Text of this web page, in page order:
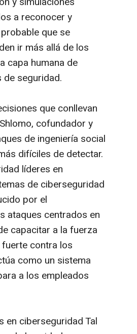
a reconocer y
que se
ir más allá de los
capa humana de
seguridad.
que conllevan
cofundador y
de ingeniería social
difíciles de detectar.
líderes en
de ciberseguridad
por el
ataques centrados en
capacitar a la fuerza
contra los
como un sistema
a los empleados
en ciberseguridad Tal